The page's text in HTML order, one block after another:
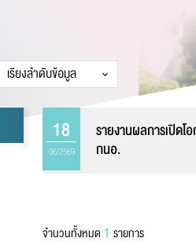
รายงานผลการเปิดโ
กนอ.
18
06/2569
จำนวนทั้งหมด 1 รายการ
นามสกุล*